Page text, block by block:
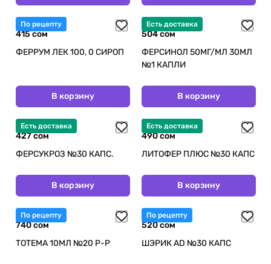
По рецепту
415 сом
ФЕРРУМ ЛЕК 100, 0 СИРОП
В корзину
Есть доставка
504 сом
ФЕРСИНОЛ 50МГ/МЛ 30МЛ
№1 КАПЛИ
В корзину
Есть доставка
427 сом
ФЕРСУКРОЗ №30 КАПС.
В корзину
Есть доставка
490 сом
ЛИТОФЕР ПЛЮС №30 КАПС
В корзину
По рецепту
740 сом
ТОТЕМА 10МЛ №20 Р-Р
По рецепту
520 сом
ШЭРИК AD №30 КАПС